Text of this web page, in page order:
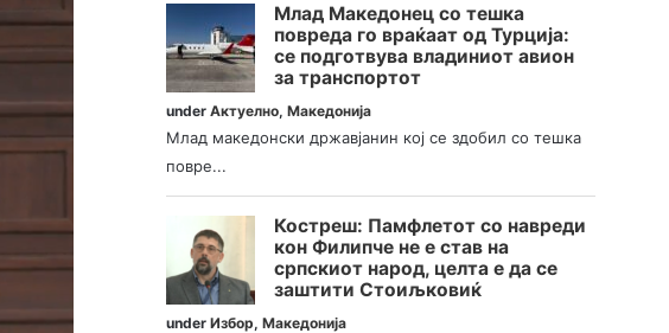
Млад Македонец со тешка
повреда го враќаат од Турција:
се подготвува владиниот авион
за транспортот
underАктуелно,Македонија
Млад македонски државјанин кој се здобил со тешка
повре...
Костреш: Памфлетот со навреди
кон Филипче не е став на
српскиот народ, целта е да се
заштити Стоиљковиќ
underИзбор,Македонија